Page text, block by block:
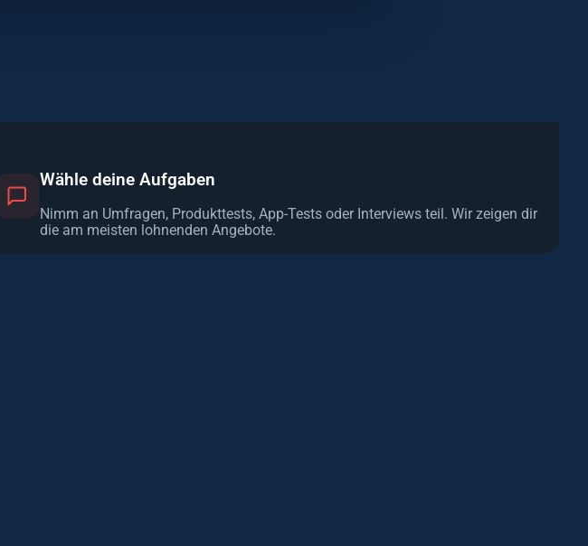
Wähle deine Aufgaben
Nimm an Umfragen, Produkttests, App-Tests oder Interviews teil. Wir zeigen dir
die am meisten lohnenden Angebote.